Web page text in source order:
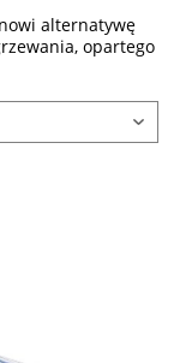
alternatywę
opartego